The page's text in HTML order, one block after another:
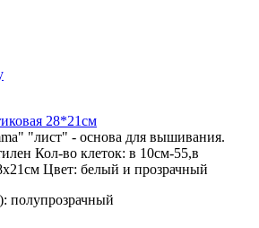
28*21см
"лист" - основа для вышивания.
Кол-во клеток: в 10см-55,в
Цвет: белый и прозрачный
полупрозрачный